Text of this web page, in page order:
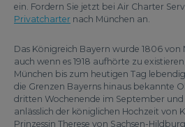
ein. Fordern Sie jetzt bei Air Charter
Privatcharter nach München an.
Das Königreich Bayern wurde 1806
auch wenn es 1918 aufhörte zu
München bis zum heutigen Tag
die Grenzen Bayerns hinaus bekannte
dritten Wochenende im September und
anlässlich der königlichen Hochzeit von
Prinzessin Therese von Sachsen-